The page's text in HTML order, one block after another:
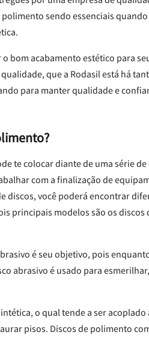
sendo essenciais
o bom acabamento estético para
que a Rodasil está há
para manter qualidade e
te colocar diante de uma série de
com a finalização de
discos, você poderá encontrar
principais modelos são os discos
é seu objetivo, pois
abrasivo é usado para
o qual tende a ser acoplado
pisos. Discos de polimento